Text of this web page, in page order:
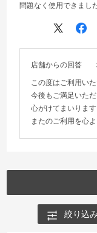
問題なく使用できまし
店舗からの回答
この度はご利用い
今後もご満足いた
心がけてまいります
またのご利用を心
絞り込み